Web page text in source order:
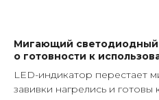
Мигающий
о готовности к
LED-индикатор перестает
завивки нагрелись и готовы